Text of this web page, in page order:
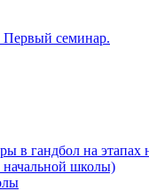
семинар.
в гандбол на
начальной школы)